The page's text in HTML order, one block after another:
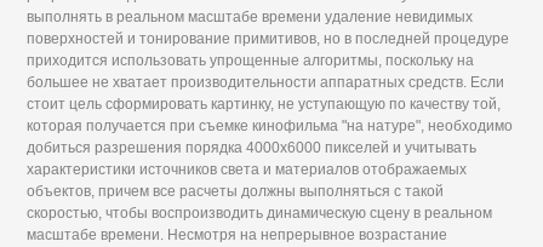
выполнять в реальном масштабе времени удаление невидимых
поверхностей и тонирование примитивов, но в последней процедуре
приходится использовать упрощенные алгоритмы, поскольку на
большее не хватает производительности аппаратных средств. Если
стоит цель сформировать картинку, не уступающую по качеству той,
которая получается при съемке кинофильма "на натуре", необходимо
добиться разрешения порядка 4000x6000 пикселей и учитывать
характеристики источников света и материалов отображаемых
объектов, причем все расчеты должны выполняться с такой
скоростью, чтобы воспроизводить динамическую сцену в реальном
масштабе времени. Несмотря на непрерывное возрастание